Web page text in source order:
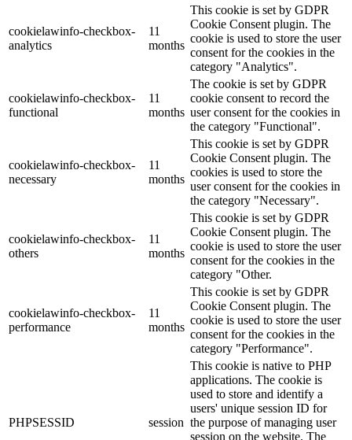
cookielawinfo-checkbox-
analytics
11
months
This cookie is set by GDPR
Cookie Consent plugin. The
cookie is used to store the user
consent for the cookies in the
category "Analytics".
cookielawinfo-checkbox-
functional
11
months
The cookie is set by GDPR
cookie consent to record the
user consent for the cookies in
the category "Functional".
cookielawinfo-checkbox-
necessary
11
months
This cookie is set by GDPR
Cookie Consent plugin. The
cookies is used to store the
user consent for the cookies in
the category "Necessary".
cookielawinfo-checkbox-
others
11
months
This cookie is set by GDPR
Cookie Consent plugin. The
cookie is used to store the user
consent for the cookies in the
category "Other.
cookielawinfo-checkbox-
performance
11
months
This cookie is set by GDPR
Cookie Consent plugin. The
cookie is used to store the user
consent for the cookies in the
category "Performance".
PHPSESSID session
This cookie is native to PHP
applications. The cookie is
used to store and identify a
users' unique session ID for
the purpose of managing user
session on the website. The